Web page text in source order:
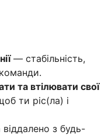
— стабільність,
команди.
та втілювати свої
ти ріс(ла) і
з будь-